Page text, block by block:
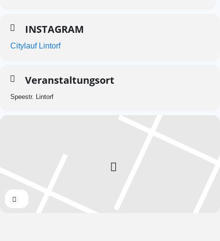
INSTAGRAM
Citylauf Lintorf
Veranstaltungsort
Speestr. Lintorf